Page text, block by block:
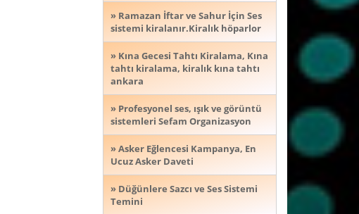
» Ramazan İftar ve Sahur İçin Ses
sistemi kiralanır.Kiralık höparlor
» Kına Gecesi Tahtı Kiralama, Kına
tahtı kiralama, kiralık kına tahtı
ankara
» Profesyonel ses, ışık ve görüntü
sistemleri Sefam Organizasyon
» Asker Eğlencesi Kampanya, En
Ucuz Asker Daveti
» Düğünlere Sazcı ve Ses Sistemi
Temini